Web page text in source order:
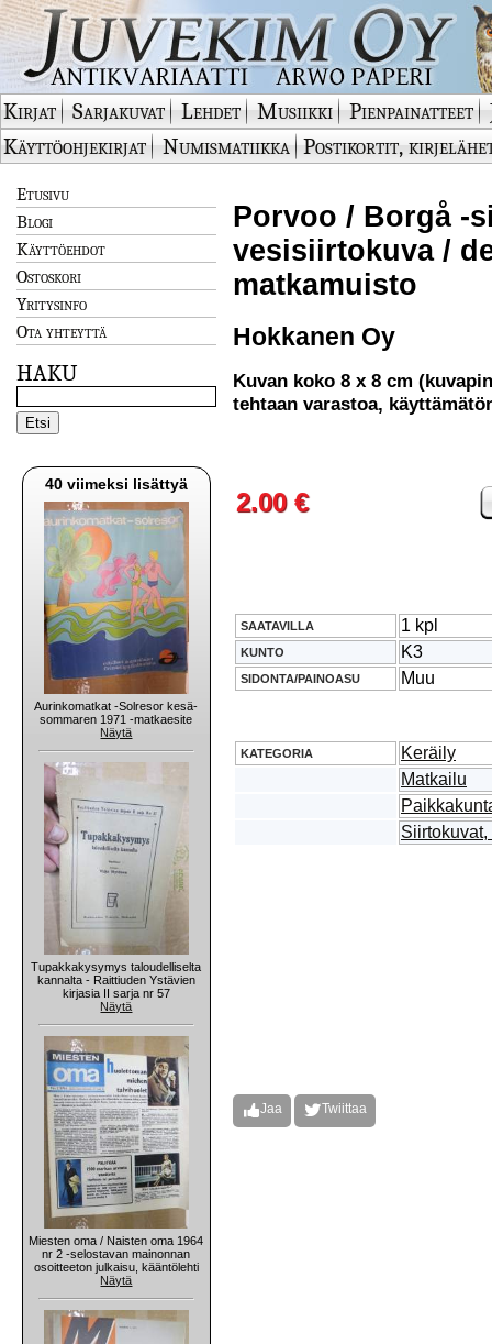
Kirjat Sarjakuvat Lehdet Musiikki Pienpainatteet
Käyttöohjekirjat
Numismatiikka Postikortit,
Etusivu
Blogi
Käyttöehdot
Ostoskori
Yritysinfo
Ota yhteyttä
HAKU
40 viimeksi lisättyä
Aurinkomatkat -Solresor kesä-
sommaren 1971 -matkaesite
Näytä
Tupakkakysymys taloudelliselta
kannalta - Raittiuden Ystävien
kirjasia II sarja nr 57
Näytä
Miesten oma / Naisten oma 1964
nr 2 -selostavan mainonnan
osoitteeton julkaisu, kääntölehti
Näytä
Porvoo / Borgå -
vesisiirtokuva /
matkamuisto
Hokkanen Oy
Kuvan koko 8 x 8 cm
tehtaan varastoa,
2.00 €
SAATAVILLA 1 kpl
KUNTO K3
SIDONTA/PAINOASU Muu
KATEGORIA
Keräily
Matkailu
Jaa Twiittaa